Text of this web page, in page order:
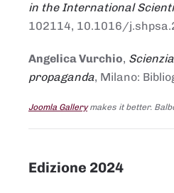
in the International
102114, 10.1016/
Angelica Vurchio,
propaganda, Milano:
Joomla Gallerymakes it better.
Edizione 2024